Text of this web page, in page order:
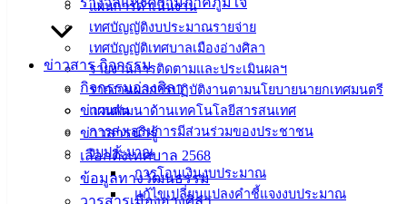
แผนการดำเนินงาน
เทศบัญญัติงบประมาณรายจ่าย
เทศบัญญัติเทศบาลเมืองอ่างศิลา
รายงานการติดตามและประเมินผลฯ
รายงานผลการปฏิบัติงานตามนโยบายนายกเทศมนตรี
แผนพัฒนาด้านเทคโนโลยีสารสนเทศ
การส่งเสริมการมีส่วนร่วมของประชาชน
งบประมาณ
การโอนเงินงบประมาณ
แก้ไขเปลี่ยนแปลงคำชี้แจงงบประมาณ
ข่าวสาร กิจกรรม
กิจกรรมอ่างศิลา
ข่าวเด่น
ข่าวสารน่ารู้
เลือกตั้งเทศบาล 2568
ข้อมูลทางวัฒนธรรม
วารสารเมืองอ่างศิลา
แบบ
ฟอร์ม,
เอกสาร
สำหรับ
ประชาชน/
คู่มือการ